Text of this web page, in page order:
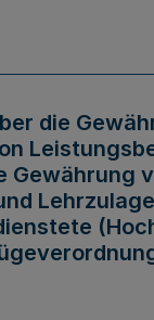
die
Gewährung